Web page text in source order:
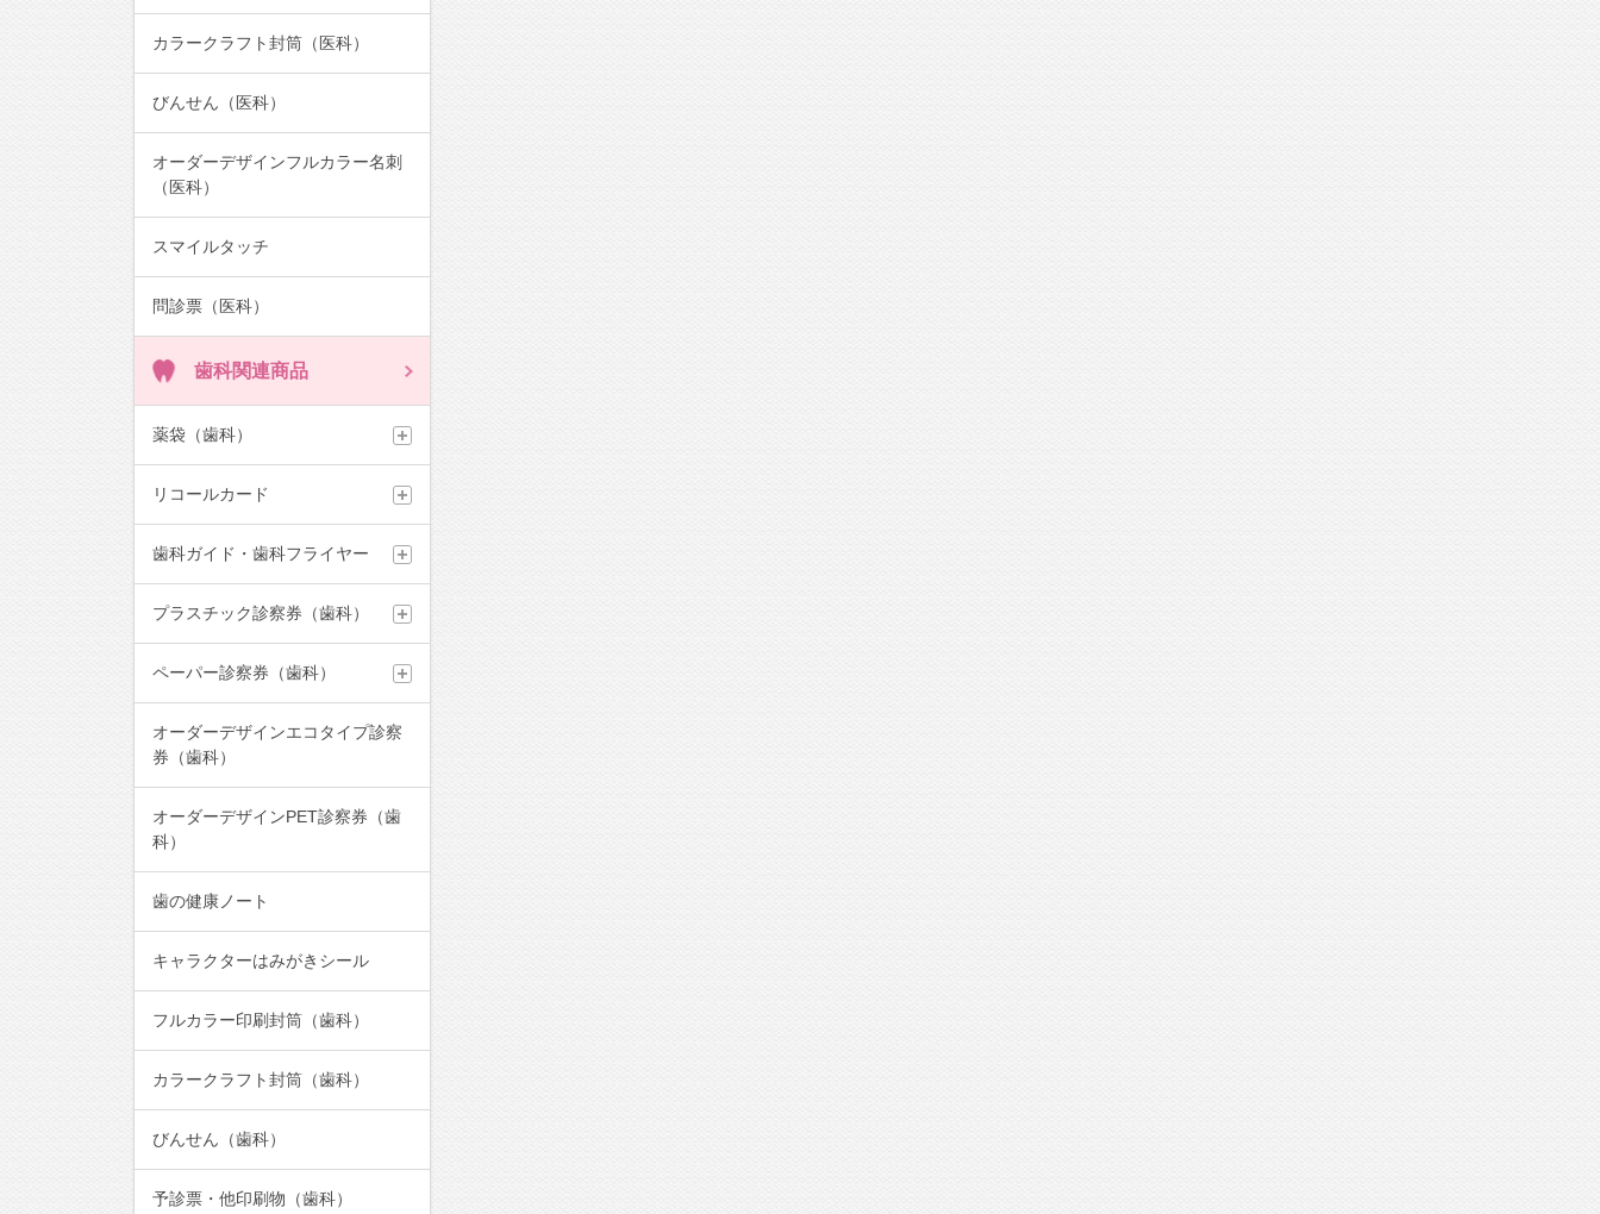
カラークラフト封筒（医科）
びんせん（医科）
オーダーデザインフルカラー名刺
（医科）
スマイルタッチ
問診票（医科）
歯科関連商品
薬袋（歯科）
リコールカード
歯科ガイド・歯科フライヤー
プラスチック診察券（歯科）
ペーパー診察券（歯科）
オーダーデザインエコタイプ診察
券（歯科）
オーダーデザインPET診察券（歯
科）
歯の健康ノート
キャラクターはみがきシール
フルカラー印刷封筒（歯科）
カラークラフト封筒（歯科）
びんせん（歯科）
予診票・他印刷物（歯科）